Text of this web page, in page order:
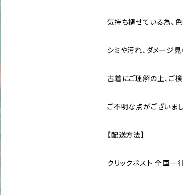
気持ち褪せている為、
シミや汚れ、ダメージ見
古着にご理解の上、ご
ご不明な点がございま
【配送方法】
クリックポスト 全国一